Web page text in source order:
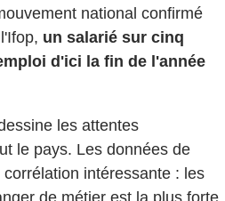
national confirmé
un salarié sur cinq
d'ici la fin de l'année
les attentes
le pays. Les données de
intéressante : les